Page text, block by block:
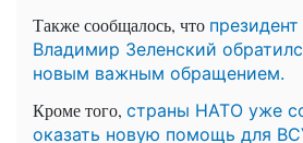
Также сообщалось, что
Владимир Зеленский
новым важным обращением.
Кроме того, страны НАТО уже
оказать новую помощь для